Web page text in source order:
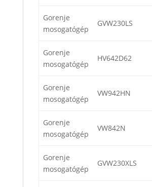
Gorenje
mosogatógép
GVW230LS
Gorenje
mosogatógép
HV642D62
Gorenje
mosogatógép
VW942HN
Gorenje
mosogatógép
VW842N
Gorenje
mosogatógép
GVW230XLS